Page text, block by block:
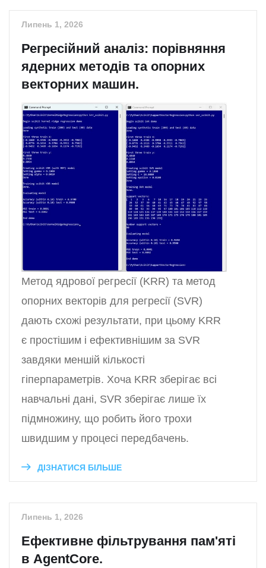
Липень 1, 2026
Регресійний аналіз: порівняння
ядерних методів та опорних
векторних машин.
Метод ядрової регресії (KRR) та метод
опорних векторів для регресії (SVR)
дають схожі результати, при цьому KRR
є простішим і ефективнішим за SVR
завдяки меншій кількості
гіперпараметрів. Хоча KRR зберігає всі
навчальні дані, SVR зберігає лише їх
підмножину, що робить його трохи
швидшим у процесі передбачень.
ДІЗНАТИСЯ БІЛЬШЕ
Липень 1, 2026
Ефективне фільтрування пам'яті
в AgentCore.